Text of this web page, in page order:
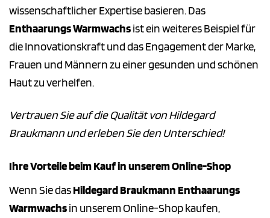
wissenschaftlicher Expertise basieren. Das
Enthaarungs Warmwachsist ein weiteres Beispiel für
die Innovationskraft und das Engagement der Marke,
Frauen und Männern zu einer gesunden und schönen
Haut zu verhelfen.
Vertrauen Sie auf die Qualität von Hildegard
Braukmann und erleben Sie den Unterschied!
Ihre Vorteile beim Kauf in unserem Online-Shop
Wenn Sie dasHildegard Braukmann Enthaarungs
Warmwachsin unserem Online-Shop kaufen,